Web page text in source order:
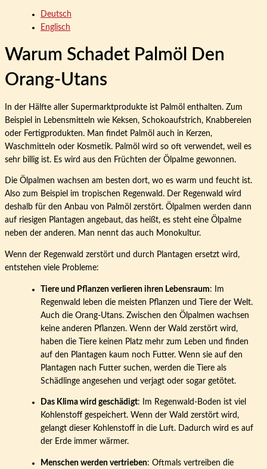
Deutsch
Englisch
Warum Schadet Palmöl Den
Orang-Utans
In der Hälfte aller Supermarktprodukte ist Palmöl enthalten. Zum
Beispiel in Lebensmitteln wie Keksen, Schokoaufstrich, Knabbereien
oder Fertigprodukten. Man findet Palmöl auch in Kerzen,
Waschmitteln oder Kosmetik. Palmöl wird so oft verwendet, weil es
sehr billig ist. Es wird aus den Früchten der Ölpalme gewonnen.
Die Ölpalmen wachsen am besten dort, wo es warm und feucht ist.
Also zum Beispiel im tropischen Regenwald. Der Regenwald wird
deshalb für den Anbau von Palmöl zerstört. Ölpalmen werden dann
auf riesigen Plantagen angebaut, das heißt, es steht eine Ölpalme
neben der anderen. Man nennt das auch Monokultur.
Wenn der Regenwald zerstört und durch Plantagen ersetzt wird,
entstehen viele Probleme:
Tiere und Pflanzen verlieren ihren Lebensraum: Im
Regenwald leben die meisten Pflanzen und Tiere der Welt.
Auch die Orang-Utans. Zwischen den Ölpalmen wachsen
keine anderen Pflanzen. Wenn der Wald zerstört wird,
haben die Tiere keinen Platz mehr zum Leben und finden
auf den Plantagen kaum noch Futter. Wenn sie auf den
Plantagen nach Futter suchen, werden die Tiere als
Schädlinge angesehen und verjagt oder sogar getötet.
Das Klima wird geschädigt: Im Regenwald-Boden ist viel
Kohlenstoff gespeichert. Wenn der Wald zerstört wird,
gelangt dieser Kohlenstoff in die Luft. Dadurch wird es auf
der Erde immer wärmer.
Menschen werden vertrieben: Oftmals vertreiben die